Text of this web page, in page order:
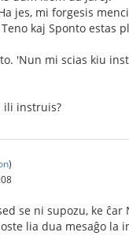
jes, mi forgesis
kaj Sponto estas
'Nun mi scias kiu
ili instruis?
)
se ni supozu, ke ĉar
lia dua mesaĝo la